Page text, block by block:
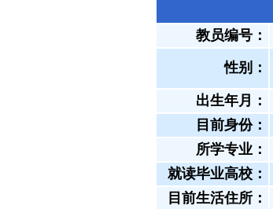
教员编号：
性别：
出生年月：
目前身份：
所学专业：
就读毕业高校：
目前生活住所：